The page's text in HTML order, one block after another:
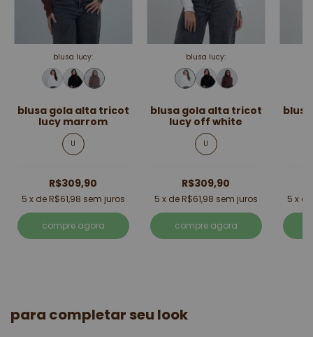
blusa lucy:
blusa gola alta tricot
lucy marrom
U
R$309,90
5 x de R$61,98 sem juros
compre agora
blusa lucy:
blusa gola alta tricot
lucy off white
U
R$309,90
5 x de R$61,98 sem juros
compre agora
5 x
para completar seu look